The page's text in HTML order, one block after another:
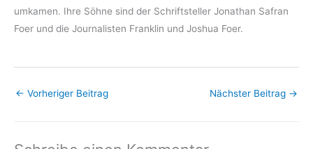
umkamen. Ihre Söhne sind der Schriftsteller Jonathan Safran
Foer und die Journalisten Franklin und Joshua Foer.
← Vorheriger Beitrag Nächster Beitrag →